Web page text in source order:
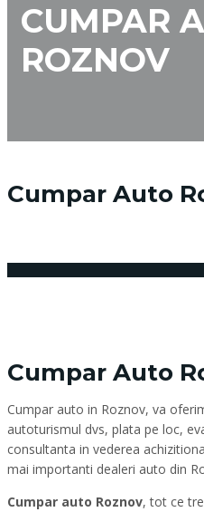
CUMPAR
ROZNOV
Cumpar Auto
Cumpar Auto
Cumpar auto in Roznov, va
autoturismul dvs, plata pe loc,
consultanta in vederea
mai importanti dealeri auto din
Cumpar auto Roznov, tot ce